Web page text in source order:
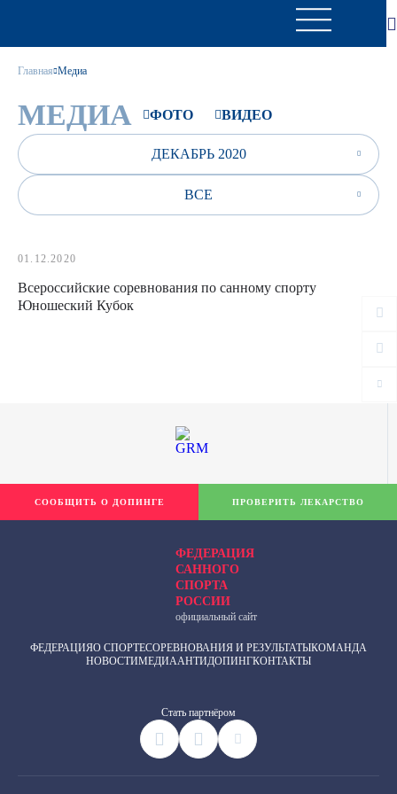
Главная Медиа
МЕДИА ФОТО ВИДЕО
ДЕКАБРЬ 2020
ВСЕ
01.12.2020
Всероссийские соревнования по санному спорту
Юношеский Кубок
ФЕДЕРАЦИЯ
САННОГО
СПОРТА
РОССИИ
официальный сайт
ФЕДЕРАЦИЯО СПОРТЕСОРЕВНОВАНИЯ И РЕЗУЛЬТАТЫКОМАНДА
НОВОСТИМЕДИААНТИДОПИНГКОНТАКТЫ
Cтать партнёром
СООБЩИТЬ О ДОПИНГЕ ПРОВЕРИТЬ ЛЕКАРСТВО